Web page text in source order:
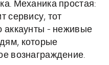
Механика простая:
сервису, тот
аккаунты - неживые
которые
вознаграждение.